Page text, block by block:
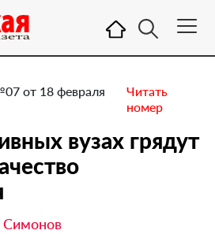
от 18 февраля
Читать
номер
вузах грядут
Симонов